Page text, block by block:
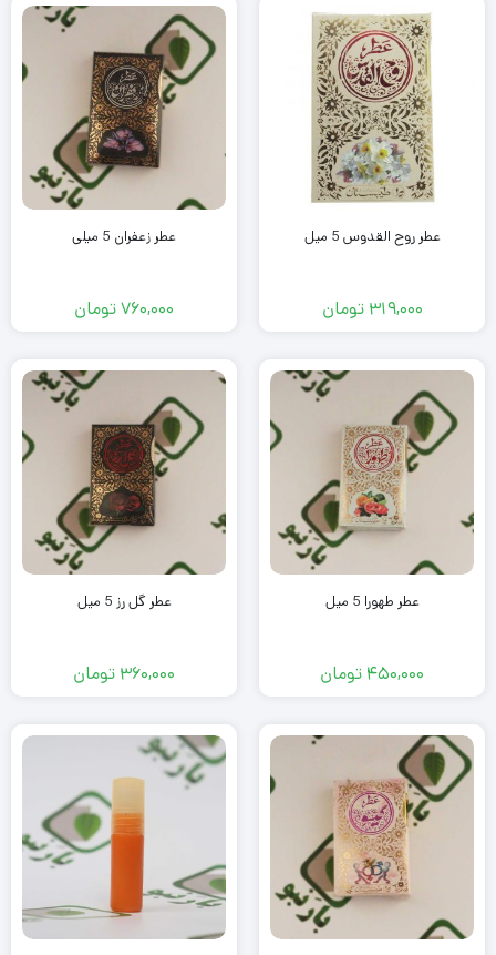
عطر روح القدوس 5 میل
319,000 تومان
عطر زعفران 5 میلی
760,000تومان
عطر طهورا 5 میل
450,000 تومان
عطر گل رز 5 میل
360,000 تومان